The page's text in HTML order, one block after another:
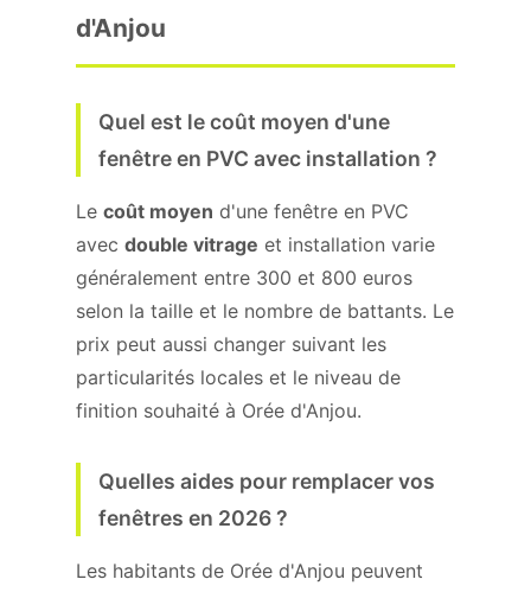
d'Anjou
Quel est le coût moyen d'une
fenêtre en PVC avec installation ?
Le coût moyen d'une fenêtre en PVC
avec double vitrage et installation varie
généralement entre 300 et 800 euros
selon la taille et le nombre de battants. Le
prix peut aussi changer suivant les
particularités locales et le niveau de
finition souhaité à Orée d'Anjou.
Quelles aides pour remplacer vos
fenêtres en 2026 ?
Les habitants de Orée d'Anjou peuvent